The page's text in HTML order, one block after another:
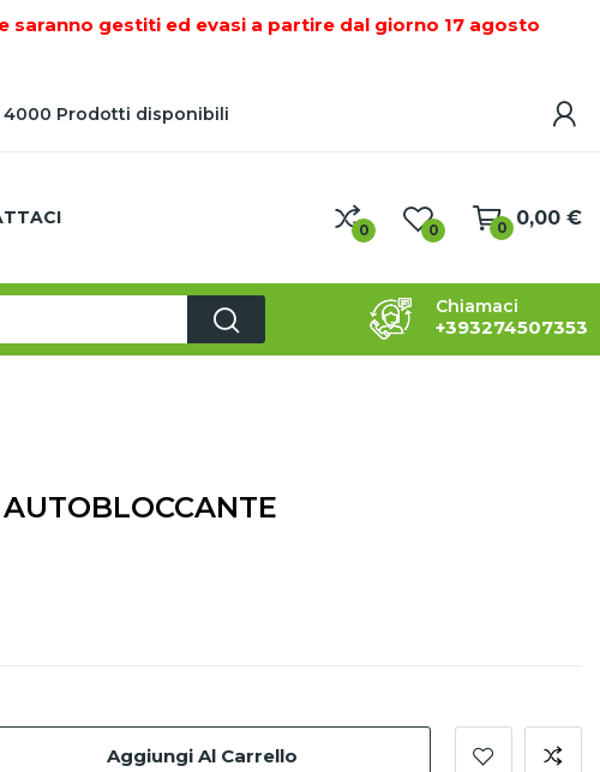
gestiti ed evasi a partire dal giorno 17 agosto
4000 Prodotti disponibili
0 0
0,00 €
0
Chiamaci
+393274507353
Aggiungi Al Carrello